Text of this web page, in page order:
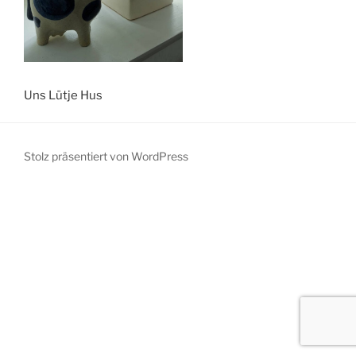
Uns Lütje Hus
Stolz präsentiert von WordPress